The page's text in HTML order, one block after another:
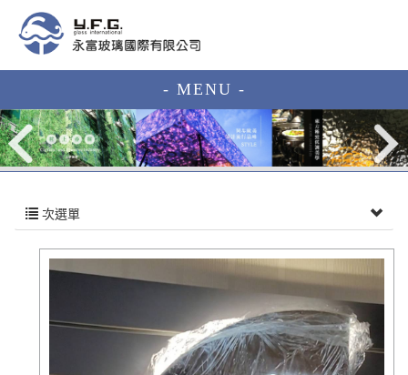
- MENU -
次選單